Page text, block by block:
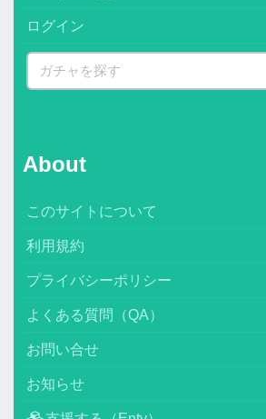
ログイン
About
このサイトについて
利用規約
プライバシーポリシー
よくある質問（QA）
お問い合せ
お知らせ